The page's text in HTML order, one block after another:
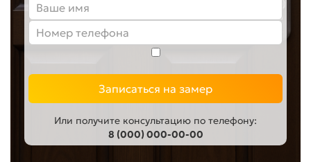
Записаться на замер
Или получите консультацию по телефону:
8 (000) 000-00-00